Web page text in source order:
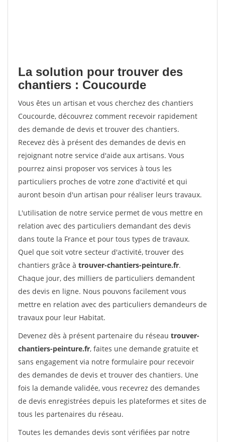
La solution pour trouver des
chantiers : Coucourde
Vous êtes un artisan et vous cherchez des chantiers
Coucourde, découvrez comment recevoir rapidement
des demande de devis et trouver des chantiers.
Recevez dès à présent des demandes de devis en
rejoignant notre service d'aide aux artisans. Vous
pourrez ainsi proposer vos services à tous les
particuliers proches de votre zone d'activité et qui
auront besoin d'un artisan pour réaliser leurs travaux.
L'utilisation de notre service permet de vous mettre en
relation avec des particuliers demandant des devis
dans toute la France et pour tous types de travaux.
Quel que soit votre secteur d'activité, trouver des
chantiers grâce à trouver-chantiers-peinture.fr.
Chaque jour, des milliers de particuliers demandent
des devis en ligne. Nous pouvons facilement vous
mettre en relation avec des particuliers demandeurs de
travaux pour leur Habitat.
Devenez dès à présent partenaire du réseau trouver-
chantiers-peinture.fr, faites une demande gratuite et
sans engagement via notre formulaire pour recevoir
des demandes de devis et trouver des chantiers. Une
fois la demande validée, vous recevrez des demandes
de devis enregistrées depuis les plateformes et sites de
tous les partenaires du réseau.
Toutes les demandes devis sont vérifiées par notre